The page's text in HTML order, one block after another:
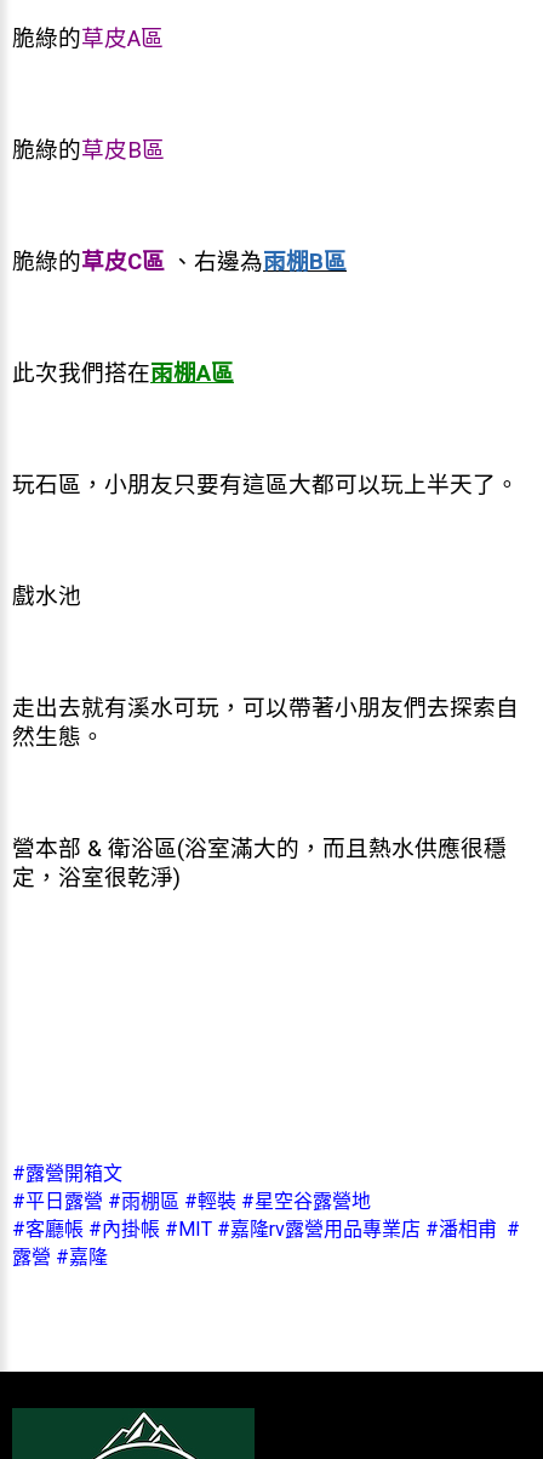
脆綠的草皮A區
脆綠的草皮B區
脆綠的草皮C區 、右邊為雨棚B區
此次我們搭在雨棚A區
玩石區，小朋友只要有這區大都可以玩上半天了。
戲水池
走出去就有溪水可玩，可以帶著小朋友們去探索自
然生態。
營本部 & 衛浴區(浴室滿大的，而且熱水供應很穩
定，浴室很乾淨)
#露營開箱文
#平日露營 #雨棚區 #輕裝 #星空谷露營地
#客廳帳 #內掛帳 #MIT #嘉隆rv露營用品專業店 #潘相甫 #
露營 #嘉隆